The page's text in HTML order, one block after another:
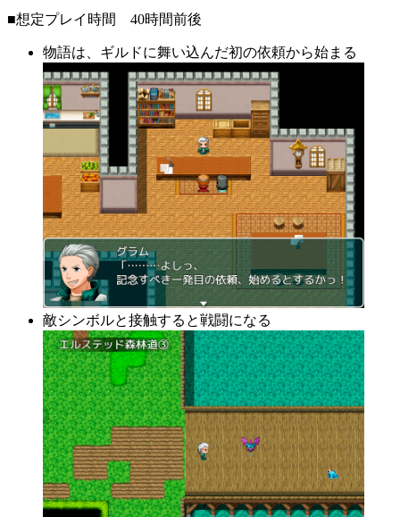
■想定プレイ時間 40時間前後
物語は、ギルドに舞い込んだ初の依頼から始まる
敵シンボルと接触すると戦闘になる